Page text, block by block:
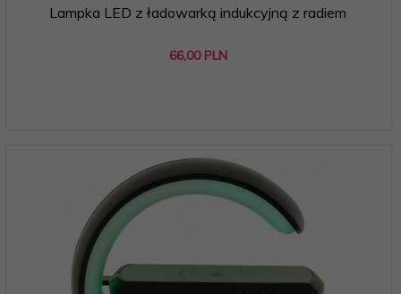
Lampka LED z ładowarką indukcyjną z radiem
66,00 PLN